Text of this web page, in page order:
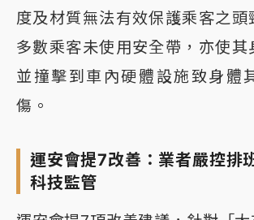
度及材質無法有效保護乘客之頭
多數乘客未使用安全帶，亦使其
並撞擊到車內硬體設施致身體
傷。
運安會提7改善：業者嚴控排
科技監管